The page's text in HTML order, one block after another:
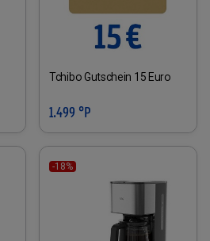
Tchibo Gutschein 15 Euro
1.499 °P
-18%